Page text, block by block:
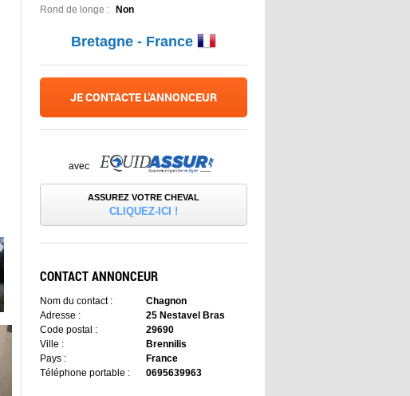
Rond de longe :
Non
Bretagne - France
JE CONTACTE L'ANNONCEUR
avec
ASSUREZ VOTRE CHEVAL
CLIQUEZ-ICI !
CONTACT ANNONCEUR
Nom du contact :
Chagnon
Adresse :
25 Nestavel Bras
Code postal :
29690
Ville :
Brennilis
Pays :
France
Téléphone portable :
0695639963